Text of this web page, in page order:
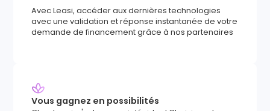
Avec Leasi, accéder aux dernières technologies
avec une validation et réponse instantanée de votre
demande de financement grâce à nos partenaires
Vous gagnez en possibilités